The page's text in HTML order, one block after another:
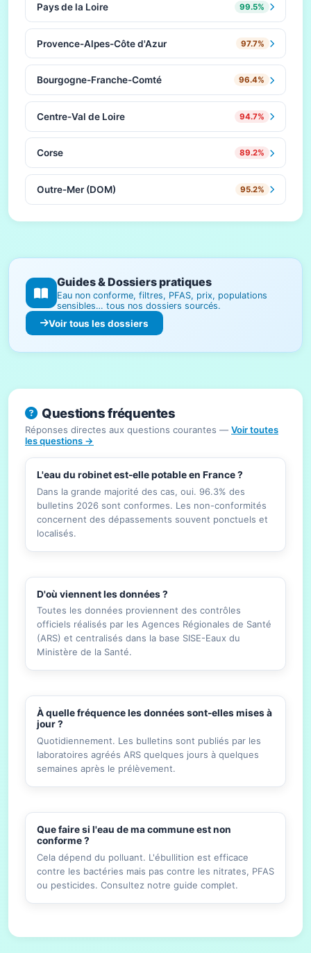
Pays de la Loire 99.5%
Provence-Alpes-Côte d'Azur 97.7%
Bourgogne-Franche-Comté 96.4%
Centre-Val de Loire 94.7%
Corse 89.2%
Outre-Mer (DOM) 95.2%
Guides & Dossiers pratiques
Eau non conforme, filtres, PFAS, prix, populations
sensibles… tous nos dossiers sourcés.
Voir tous les dossiers
Questions fréquentes
Réponses directes aux questions courantes — Voir toutes
les questions →
L'eau du robinet est-elle potable en France ?
Dans la grande majorité des cas, oui. 96.3% des
bulletins 2026 sont conformes. Les non-conformités
concernent des dépassements souvent ponctuels et
localisés.
D'où viennent les données ?
Toutes les données proviennent des contrôles
officiels réalisés par les Agences Régionales de Santé
(ARS) et centralisés dans la base SISE-Eaux du
Ministère de la Santé.
À quelle fréquence les données sont-elles mises à
jour ?
Quotidiennement. Les bulletins sont publiés par les
laboratoires agréés ARS quelques jours à quelques
semaines après le prélèvement.
Que faire si l'eau de ma commune est non
conforme ?
Cela dépend du polluant. L'ébullition est efficace
contre les bactéries mais pas contre les nitrates, PFAS
ou pesticides. Consultez notre guide complet.